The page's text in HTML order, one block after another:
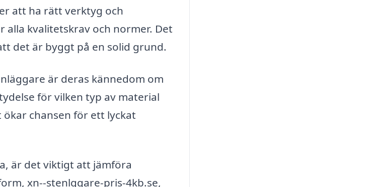
att ha rätt verktyg och
kvalitetskrav och normer. Det
det är byggt på en solid grund.
är deras kännedom om
för vilken typ av material
chansen för ett lyckat
är det viktigt att jämföra
xn--stenlggare-pris-4kb.se,